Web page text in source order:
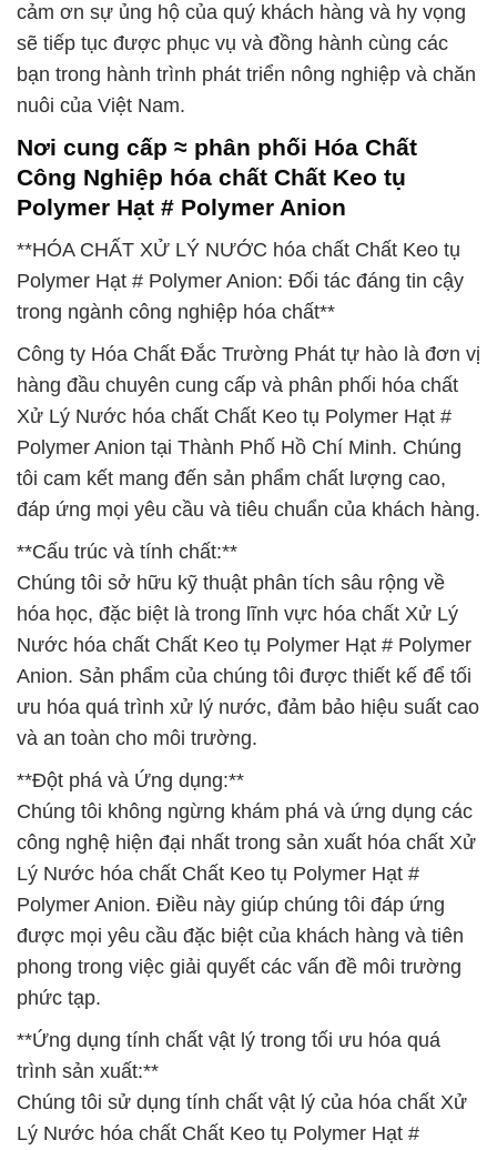
cảm ơn sự ủng hộ của quý khách hàng và hy vọng
sẽ tiếp tục được phục vụ và đồng hành cùng các
bạn trong hành trình phát triển nông nghiệp và chăn
nuôi của Việt Nam.
Nơi cung cấp ≈ phân phối Hóa Chất
Công Nghiệp hóa chất Chất Keo tụ
Polymer Hạt # Polymer Anion
**HÓA CHẤT XỬ LÝ NƯỚC hóa chất Chất Keo tụ
Polymer Hạt # Polymer Anion: Đối tác đáng tin cậy
trong ngành công nghiệp hóa chất**
Công ty Hóa Chất Đắc Trường Phát tự hào là đơn vị
hàng đầu chuyên cung cấp và phân phối hóa chất
Xử Lý Nước hóa chất Chất Keo tụ Polymer Hạt #
Polymer Anion tại Thành Phố Hồ Chí Minh. Chúng
tôi cam kết mang đến sản phẩm chất lượng cao,
đáp ứng mọi yêu cầu và tiêu chuẩn của khách hàng.
**Cấu trúc và tính chất:**
Chúng tôi sở hữu kỹ thuật phân tích sâu rộng về
hóa học, đặc biệt là trong lĩnh vực hóa chất Xử Lý
Nước hóa chất Chất Keo tụ Polymer Hạt # Polymer
Anion. Sản phẩm của chúng tôi được thiết kế để tối
ưu hóa quá trình xử lý nước, đảm bảo hiệu suất cao
và an toàn cho môi trường.
**Đột phá và Ứng dụng:**
Chúng tôi không ngừng khám phá và ứng dụng các
công nghệ hiện đại nhất trong sản xuất hóa chất Xử
Lý Nước hóa chất Chất Keo tụ Polymer Hạt #
Polymer Anion. Điều này giúp chúng tôi đáp ứng
được mọi yêu cầu đặc biệt của khách hàng và tiên
phong trong việc giải quyết các vấn đề môi trường
phức tạp.
**Ứng dụng tính chất vật lý trong tối ưu hóa quá
trình sản xuất:**
Chúng tôi sử dụng tính chất vật lý của hóa chất Xử
Lý Nước hóa chất Chất Keo tụ Polymer Hạt #